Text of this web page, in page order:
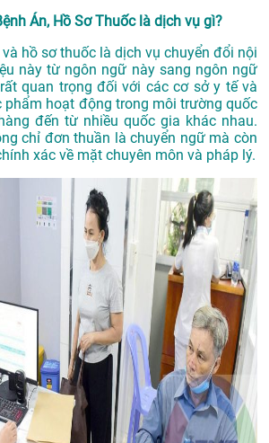
Án, Hồ Sơ Thuốc là dịch vụ gì?
hồ sơ thuốc là dịch vụ chuyển đổi nội
này từ ngôn ngữ này sang ngôn ngữ
quan trọng đối với các cơ sở y tế và
phẩm hoạt động trong môi trường quốc
đến từ nhiều quốc gia khác nhau.
chỉ đơn thuần là chuyển ngữ mà còn
xác về mặt chuyên môn và pháp lý.